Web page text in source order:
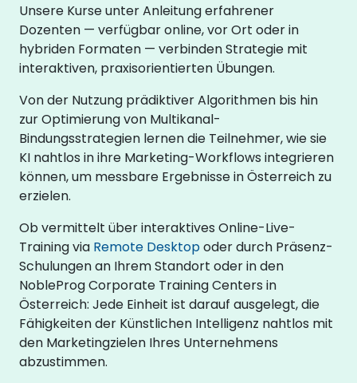
Unsere Kurse unter Anleitung erfahrener
Dozenten — verfügbar online, vor Ort oder in
hybriden Formaten — verbinden Strategie mit
interaktiven, praxisorientierten Übungen.
Von der Nutzung prädiktiver Algorithmen bis hin
zur Optimierung von Multikanal-
Bindungsstrategien lernen die Teilnehmer, wie sie
KI nahtlos in ihre Marketing-Workflows integrieren
können, um messbare Ergebnisse in Österreich zu
erzielen.
Ob vermittelt über interaktives Online-Live-
Training via Remote Desktopoder durch Präsenz-
Schulungen an Ihrem Standort oder in den
NobleProg Corporate Training Centers in
Österreich: Jede Einheit ist darauf ausgelegt, die
Fähigkeiten der Künstlichen Intelligenz nahtlos mit
den Marketingzielen Ihres Unternehmens
abzustimmen.